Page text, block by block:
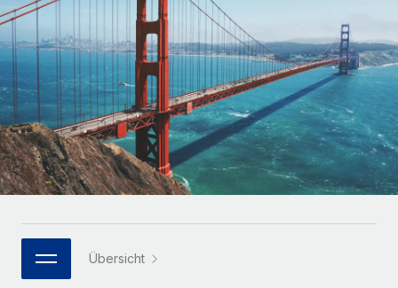
INFRASTRUKTUR
Remote Embedded
Nahtlose Integration der HR in bestehende Abläufe
Plattform
Integrierte HR-Kernfunktionen für dein Team
Verknüpfen Neu
MCP
Integrationen
Prozessoptimierung mit unverzichtbaren Business-
Mittelstand
Maßgeschneiderte HR-Lösungen, um Teams zu
vergrößern
Enterprise
Globale HR für Konzerne und Großunternehmen
Strategische Technologiepartner
Flexible Einbettung von Global-HR-Funktionen in deine
Plattform
LERNEN MIT REMOTE
Forschung und Leitfäden
Fallstudien
HR-Glossar
Checklisten und Vorlagen
Bibliothek für Stellenbeschreibungen
Webinare
Deutsch
Español
Italiano
Português (Portugal)
日本語
한국어
中文（简体）Übersicht